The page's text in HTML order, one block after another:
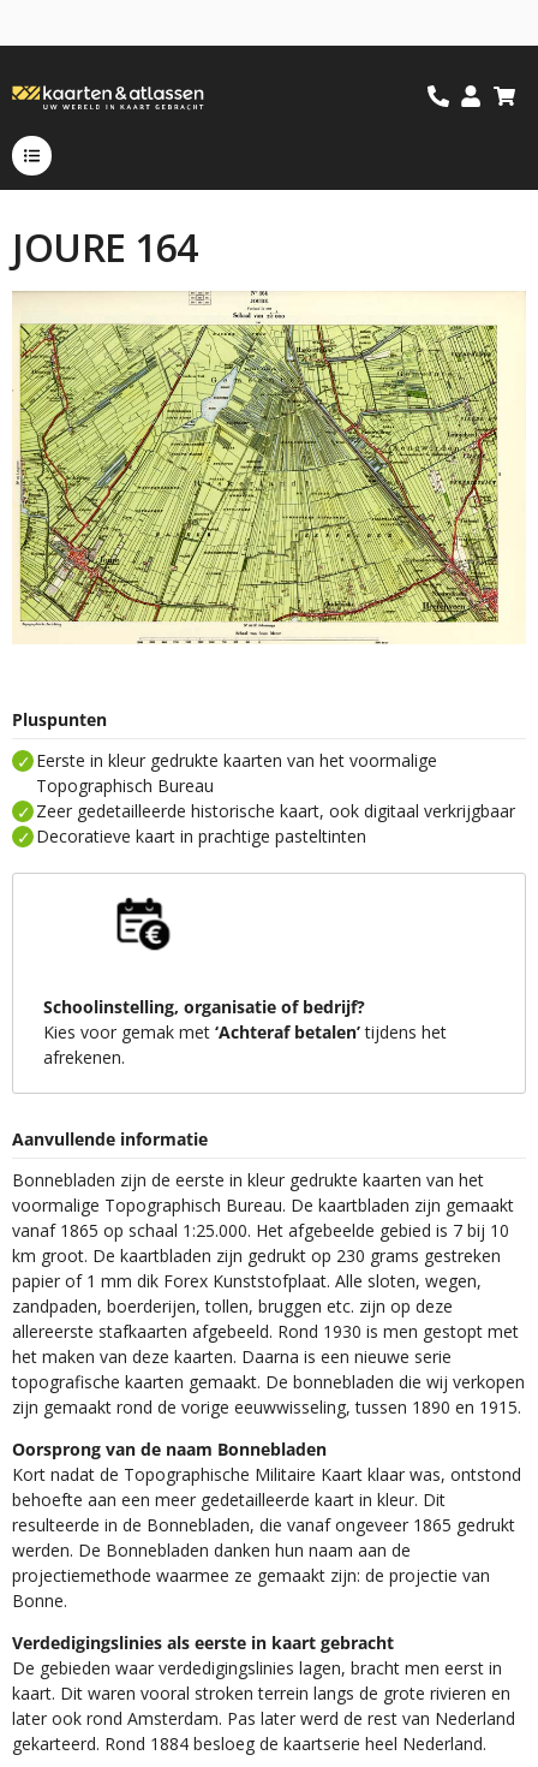
JOURE 164
Pluspunten
Eerste in kleur gedrukte kaarten van het voormalige
Topographisch Bureau
Zeer gedetailleerde historische kaart, ook digitaal verkrijgbaar
Decoratieve kaart in prachtige pasteltinten
Schoolinstelling, organisatie of bedrijf?
Kies voor gemak met ‘Achteraf betalen’tijdens het
afrekenen.
Aanvullende informatie
Bonnebladen zijn de eerste in kleur gedrukte kaarten van het
voormalige Topographisch Bureau. De kaartbladen zijn gemaakt
vanaf 1865 op schaal 1:25.000. Het afgebeelde gebied is 7 bij 10
km groot. De kaartbladen zijn gedrukt op 230 grams gestreken
papier of 1 mm dik Forex Kunststofplaat. Alle sloten, wegen,
zandpaden, boerderijen, tollen, bruggen etc. zijn op deze
allereerste stafkaarten afgebeeld. Rond 1930 is men gestopt met
het maken van deze kaarten. Daarna is een nieuwe serie
topografische kaarten gemaakt. De bonnebladen die wij verkopen
zijn gemaakt rond de vorige eeuwwisseling, tussen 1890 en 1915.
Oorsprong van de naam Bonnebladen
Kort nadat de Topographische Militaire Kaart klaar was, ontstond
behoefte aan een meer gedetailleerde kaart in kleur. Dit
resulteerde in de Bonnebladen, die vanaf ongeveer 1865 gedrukt
werden. De Bonnebladen danken hun naam aan de
projectiemethode waarmee ze gemaakt zijn: de projectie van
Bonne.
Verdedigingslinies als eerste in kaart gebracht
De gebieden waar verdedigingslinies lagen, bracht men eerst in
kaart. Dit waren vooral stroken terrein langs de grote rivieren en
later ook rond Amsterdam. Pas later werd de rest van Nederland
gekarteerd. Rond 1884 besloeg de kaartserie heel Nederland.